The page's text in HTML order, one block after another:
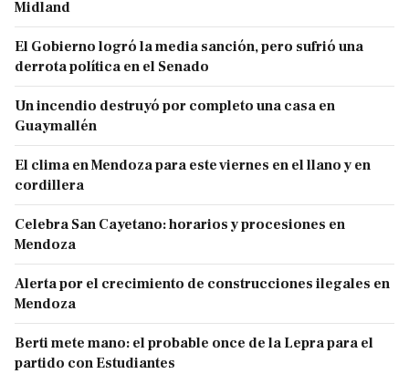
Midland
El Gobierno logró la media sanción, pero sufrió una
derrota política en el Senado
Un incendio destruyó por completo una casa en
Guaymallén
El clima en Mendoza para este viernes en el llano y en
cordillera
Celebra San Cayetano: horarios y procesiones en
Mendoza
Alerta por el crecimiento de construcciones ilegales en
Mendoza
Berti mete mano: el probable once de la Lepra para el
partido con Estudiantes